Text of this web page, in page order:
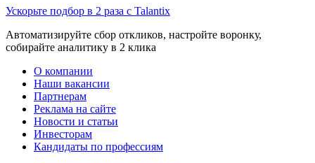
Ускорьте подбор в 2 раза с Talantix
Автоматизируйте сбор откликов, настройте воронку,
собирайте аналитику в 2 клика
О компании
Наши вакансии
Партнерам
Реклама на сайте
Новости и статьи
Инвесторам
Кандидаты по профессиям